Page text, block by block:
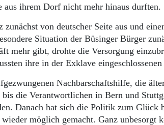
aus ihrem Dorf nicht mehr hinaus durften.
von deutscher Seite aus und
Situation der Büsinger Bürger
mehr gibt, drohte die Versorgung
ihre in der Exklave
Nachbarschaftshilfe, die
bis die Verantwortlichen in Bern und
Danach hat sich die Politik zum Glück
möglich gemacht. Ganz unbesorgt